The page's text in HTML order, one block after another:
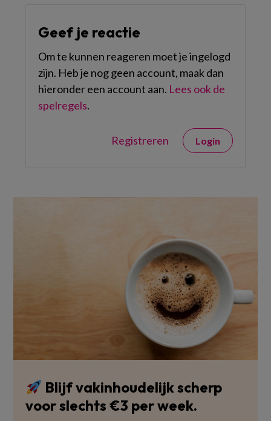
Geef je reactie
Om te kunnen reageren moet je ingelogd
zijn. Heb je nog geen account, maak dan
hieronder een account aan. Lees ook de
spelregels.
Registreren Login
Blijf vakinhoudelijk scherp
voor slechts €3 per week.